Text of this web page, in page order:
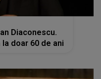
Diaconescu.
doar 60 de ani